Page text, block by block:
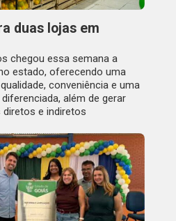
duas lojas em
chegou essa semana a
estado, oferecendo uma
conveniência e uma
além de gerar
e indiretos